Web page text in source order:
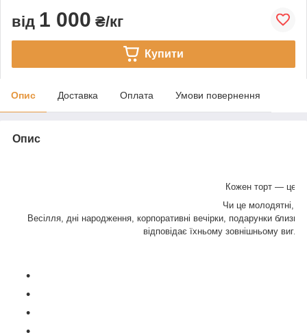
від 1 000 ₴/кг
Купити
Опис Доставка Оплата Умови повернення
Опис
Кожен торт — це
Чи це молодятні, чи
Весілля, дні народження, корпоративні вечірки, подарунки
відповідає їхньому зовнішньому